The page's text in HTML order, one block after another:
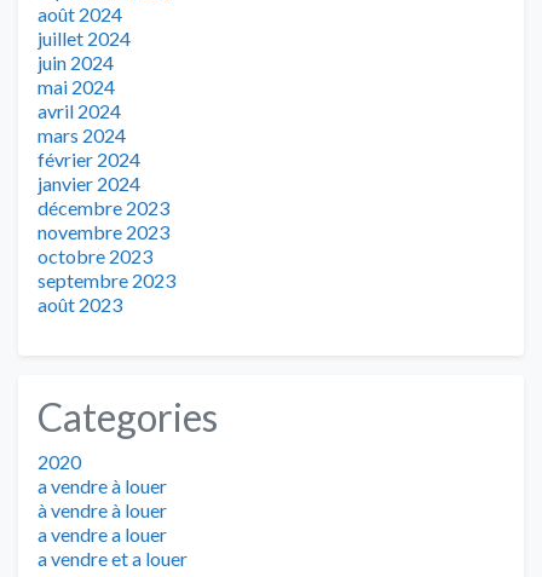
août 2024
juillet 2024
juin 2024
mai 2024
avril 2024
mars 2024
février 2024
janvier 2024
décembre 2023
novembre 2023
octobre 2023
septembre 2023
août 2023
Categories
2020
a vendre à louer
à vendre à louer
a vendre a louer
a vendre et a louer